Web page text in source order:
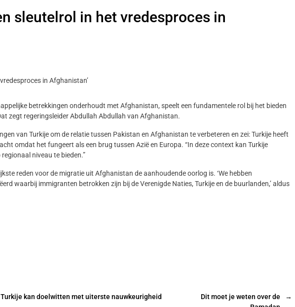
sleutelrol in het vredesproces in
betrekkingen onderhoudt met Afghanistan, speelt een fundamentele rol bij het bieden
zegt regeringsleider Abdullah Abdullah van Afghanistan.
van Turkije om de relatie tussen Pakistan en Afghanistan te verbeteren en zei: Turkije heeft
omdat het fungeert als een brug tussen Azië en Europa. “In deze context kan Turkije
niveau te bieden.”
reden voor de migratie uit Afghanistan de aanhoudende oorlog is. ‘We hebben
waarbij immigranten betrokken zijn bij de Verenigde Naties, Turkije en de buurlanden,’ aldus
kan doelwitten met uiterste nauwkeurigheid
→
Dit moet je weten over de